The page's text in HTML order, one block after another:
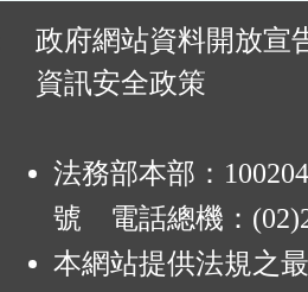
政府網站資料開放宣
資訊安全政策
法務部本部：
號 電話總機：
本網站提供法規之